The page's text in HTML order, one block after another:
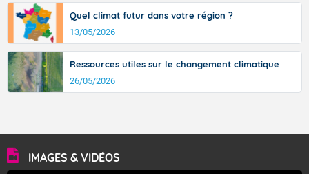
Quel climat futur dans votre région ?
13/05/2026
Ressources utiles sur le changement climatique
26/05/2026
IMAGES & VIDÉOS